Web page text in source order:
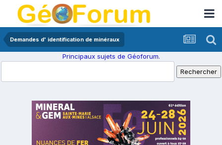
Demandes d' identification de minéraux
Principaux sujets de Géoforum.